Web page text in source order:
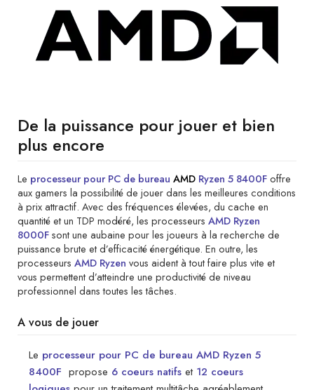
De la puissance pour jouer et bien
plus encore
Le processeur pour PC de bureau AMD Ryzen 5 8400Foffre
aux gamers la possibilité de jouer dans les meilleures conditions
à prix attractif. Avec des fréquences élevées, du cache en
quantité et un TDP modéré, les processeurs AMD Ryzen
8000Fsont une aubaine pour les joueurs à la recherche de
puissance brute et d’efficacité énergétique. En outre, les
processeurs AMD Ryzen vous aident à tout faire plus vite et
vous permettent d’atteindre une productivité de niveau
professionnel dans toutes les tâches.
A vous de jouer
Le processeur pour PC de bureau AMD Ryzen 5
8400F propose 6 coeurs natifs et 12 coeurs